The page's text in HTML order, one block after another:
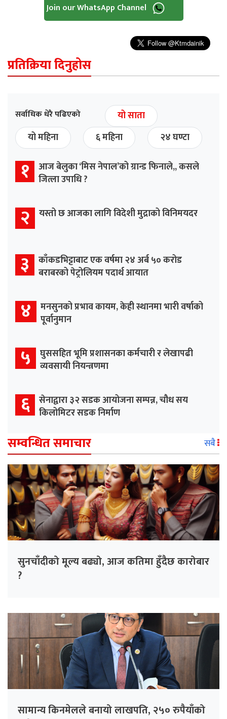
Join our WhatsApp Channel
प्रतिक्रिया दिनुहोस
सर्वाधिक धेरै पढिएको
यो साता
यो महिना
६ महिना २४ घण्टा
१ आज बेलुका ‘मिस नेपाल’को ग्रान्ड फिनाले,, कसले
जित्ला उपाधि ?
२ यस्तो छ आजका लागि विदेशी मुद्राको विनिमयदर
३ काँकडभिट्टाबाट एक वर्षमा २४ अर्ब ५० करोड
बराबरको पेट्रोलियम पदार्थ आयात
४ मनसुनको प्रभाव कायम, केही स्थानमा भारी वर्षाको
पूर्वानुमान
५ घुससहित भूमि प्रशासनका कर्मचारी र लेखापढी
व्यवसायी नियन्त्रणमा
६ सेनाद्वारा ३२ सडक आयोजना सम्पन्न, चौध सय
किलोमिटर सडक निर्माण
सम्वन्धित समाचार सबै
सुनचाँदीको मूल्य बढ्यो, आज कतिमा हुँदैछ कारोबार
?
सामान्य किनमेलले बनायो लाखपति, २५० रुपैयाँको